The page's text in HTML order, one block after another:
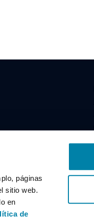
páginas
sitio web.
en
de